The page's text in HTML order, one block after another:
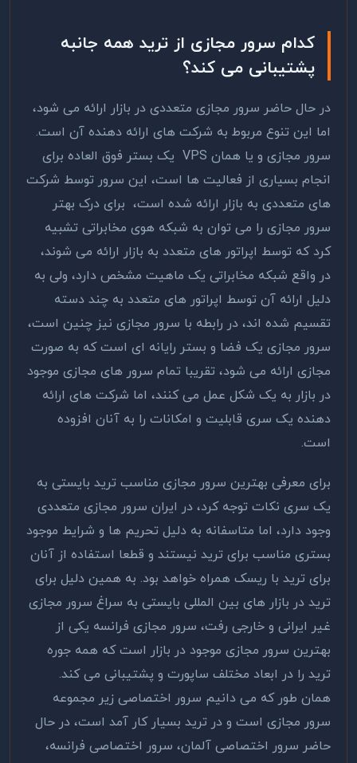
کدام سرور مجازی از ترید همه جانبه
پشتیبانی می کند؟
در حال حاضر سرور مجازی متعددی در بازار ارائه می شود،
اما این تنوع مربوط به شرکت های ارائه دهنده آن است.
سرور مجازی و یا همان VPS یک بستر فوق العاده برای
انجام بسیاری از فعالیت ها است، این سرور توسط شرکت
های متعددی به بازار ارائه شده است، برای درک بهتر
سرور مجازی را می توان به شبکه هوی مخابراتی تشبیه
کرد که توسط اپراتور های متعدد به بازار ارائه می شوند،
در واقع شبکه مخابراتی یک ماهیت مشخص دارد، ولی به
دلیل ارائه آن توسط اپراتور های متعدد به چند دسته
تقسیم شده اند، در رابطه با سرور مجازی نیز چنین است،
سرور مجازی یک فضا و بستر رایانه ای است که به صورت
مجازی ارائه می شود، تقریبا تمام سرور های مجازی موجود
در بازار به یک شکل عمل می کنند، اما شرکت های ارائه
دهنده یک سری قابلیت و امکانات را به آنان افزوده
است.
برای معرفی بهترین سرور مجازی مناسب ترید بایستی به
یک سری نکات توجه کرد، در ایران سرور مجازی متعددی
وجود دارد، اما متاسفانه به دلیل تحریم ها و شرایط موجود
بستری مناسب برای ترید نیستند و قطعا استفاده از آنان
برای ترید با ریسک همراه خواهد بود. به همین دلیل برای
ترید در بازار های بین المللی بایستی به سراغ سرور مجازی
غیر ایرانی و خارجی رفت، سرور مجازی فرانسه یکی از
بهترین سرور مجازی موجود در بازار است که همه جوره
ترید را در ابعاد مختلف ساپورت و پشتیبانی می کند.
همان طور که می دانیم سرور اختصاصی زیر مجموعه
سرور مجازی است و در ترید بسیار کار آمد است، در حال
حاضر سرور اختصاصی آلمان، سرور اختصاصی فرانسه،